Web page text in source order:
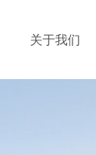
关于我们